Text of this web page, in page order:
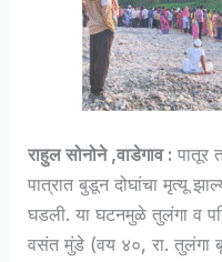
राहुल सोनोने ,वाडेगाव : पातूर
पात्रात बुडून दोघांचा मृत्यू
घडली. या घटनमुळे तुलंगा व
वसंत मुंडे (वय ४०, रा. तुलंगा